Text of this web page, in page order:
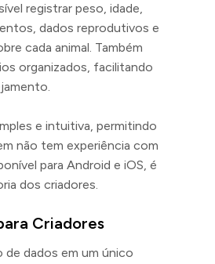
registrar peso, idade,
dados reprodutivos e
cada animal. Também
organizados, facilitando
e intuitiva, permitindo
não tem experiência com
para Android e iOS, é
dos criadores.
Criadores
de dados em um único